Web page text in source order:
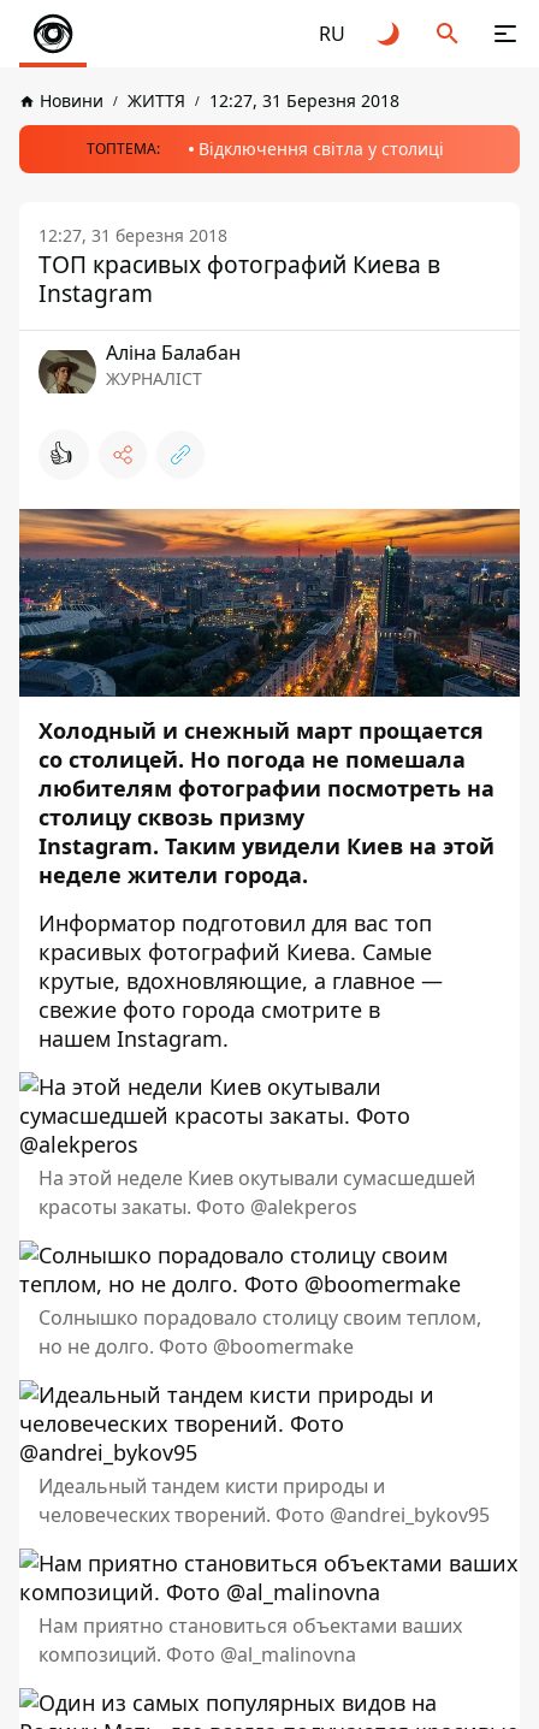
RU
Новини ЖИТТЯ 12:27, 31 Березня 2018
ТОПТЕМА: Відключення світла у столиці
12:27, 31 березня 2018
ТОП красивых фотографий Киева в
Instagram
Аліна Балабан
ЖУРНАЛІСТ
👍
Холодный и снежный март прощается
со столицей. Но погода не помешала
любителям фотографии посмотреть на
столицу сквозь призму
Instagram. Таким увидели Киев на этой
неделе жители города.
Информатор подготовил для вас топ
красивых фотографий Киева. Самые
крутые, вдохновляющие, а главное —
свежие фото города смотрите в
нашем Instagram.
На этой неделе Киев окутывали сумасшедшей
красоты закаты. Фото @alekperos
Солнышко порадовало столицу своим теплом,
но не долго. Фото @boomermake
Идеальный тандем кисти природы и
человеческих творений. Фото @andrei_bykov95
Нам приятно становиться объектами ваших
композиций. Фото @al_malinovna